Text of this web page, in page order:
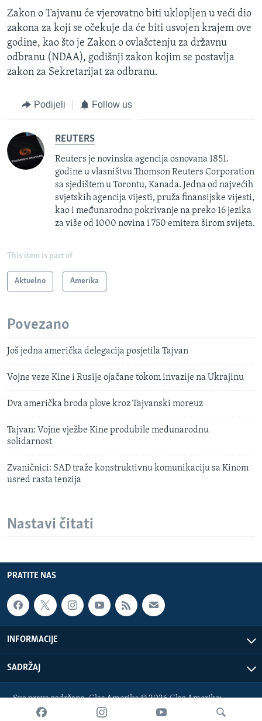
Zakon o Tajvanu će vjerovatno biti uklopljen u veći dio
zakona za koji se očekuje da će biti usvojen krajem ove
godine, kao što je Zakon o ovlašctenju za državnu
odbranu (NDAA), godišnji zakon kojim se postavlja
zakon za Sekretarijat za odbranu.
Podijeli Follow us
REUTERS
Reuters je novinska agencija osnovana 1851.
godine u vlasništvu Thomson Reuters Corporation
sa sjedištem u Torontu, Kanada. Jedna od najvećih
svjetskih agencija vijesti, pruža finansijske vijesti,
kao i međunarodno pokrivanje na preko 16 jezika
za više od 1000 novina i 750 emitera širom svijeta.
This item is part of
Aktuelno Amerika
Povezano
Još jedna američka delegacija posjetila Tajvan
Vojne veze Kine i Rusije ojačane tokom invazije na Ukrajinu
Dva američka broda plove kroz Tajvanski moreuz
Tajvan: Vojne vježbe Kine produbile međunarodnu
solidarnost
Zvaničnici: SAD traže konstruktivnu komunikaciju sa Kinom
usred rasta tenzija
Nastavi čitati
PRATITE NAS
INFORMACIJE
SADRŽAJ
Sva prava zadržana. Glas Amerike © 2026 Glas Amerike:
bosnian-service@voanews.com